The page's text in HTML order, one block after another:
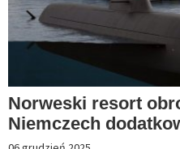
Norweski resort
Niemczech